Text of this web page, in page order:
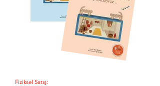
Fiziksel Satış: